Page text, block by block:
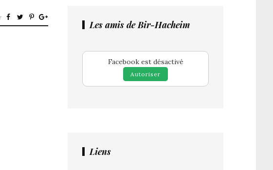
Les amis de Bir-Hacheim
Facebook est désactivé
Autoriser
Liens